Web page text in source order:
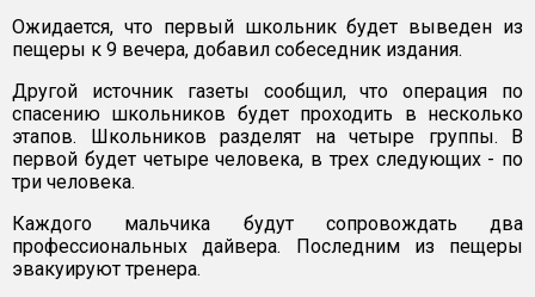
Ожидается, что первый школьник будет выведен из
пещеры к 9 вечера, добавил собеседник издания.
Другой источник газеты сообщил, что операция по
спасению школьников будет проходить в несколько
этапов. Школьников разделят на четыре группы. В
первой будет четыре человека, в трех следующих - по
три человека.
Каждого мальчика будут сопровождать два
профессиональных дайвера. Последним из пещеры
эвакуируют тренера.